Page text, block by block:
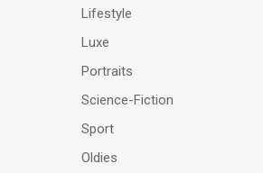
Lifestyle
Luxe
Portraits
Science-Fiction
Sport
Oldies